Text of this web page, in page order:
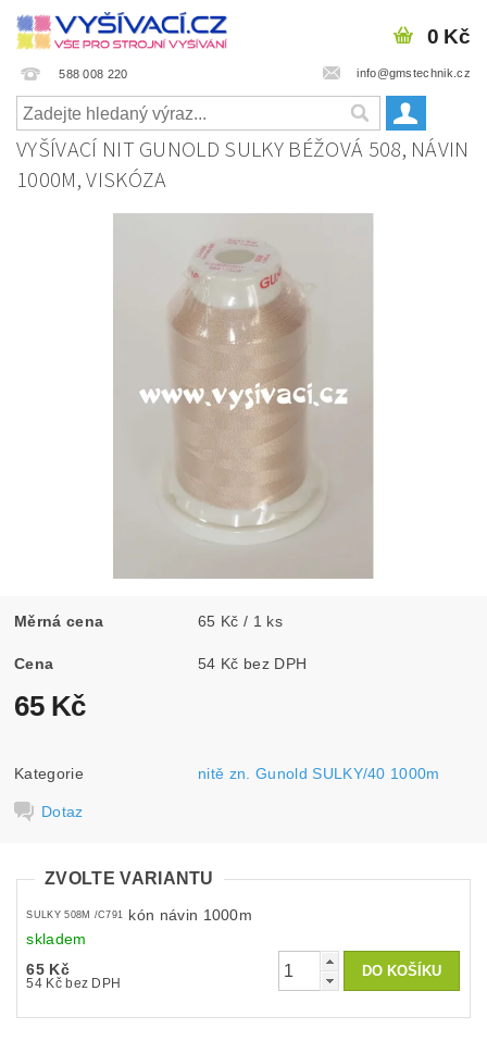
588 008 220 info@gmstechnik.cz
0 Kč
VYŠÍVACÍ NIT GUNOLD SULKY BÉŽOVÁ 508, NÁVIN
1000M, VISKÓZA
Měrná cena 65 Kč / 1 ks
Cena 54 Kč bez DPH
65 Kč
Kategorie nitě zn. Gunold SULKY/40 1000m
Dotaz
ZVOLTE VARIANTU
SULKY 508M /C791 kón návin 1000m
skladem
65 Kč
54 Kč bez DPH